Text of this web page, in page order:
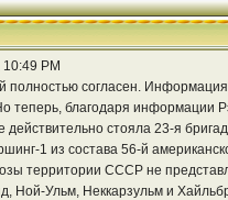
PM
полностью согласен.
теперь, благодаря информации
действительно стояла 23-я
1 из состава 56-й
территории СССР не
Ной-Ульм, Неккарзульм и